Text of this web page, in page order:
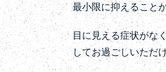
最小限に抑えること
目に見える症状がな
してお過ごしいただ